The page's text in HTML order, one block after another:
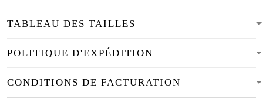
TABLEAU DES TAILLES
POLITIQUE D'EXPÉDITION
CONDITIONS DE FACTURATION